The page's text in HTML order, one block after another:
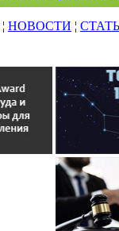
¦ НОВОСТИ ¦